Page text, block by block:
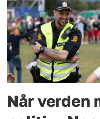
Når verden